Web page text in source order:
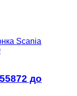
Scania
до